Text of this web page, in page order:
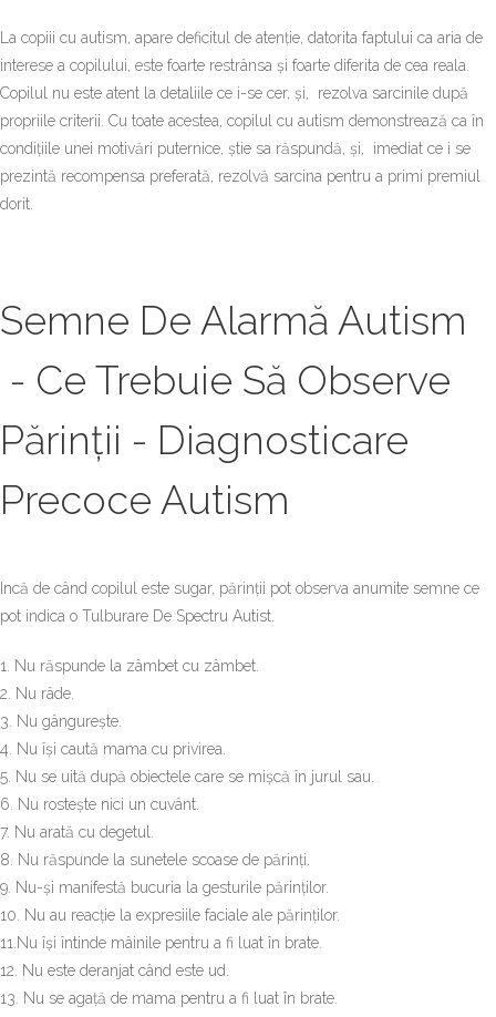
La copiii cu autism, apare deficitul de atenție, datorita faptului ca aria de
interese a copilului, este foarte restrânsa și foarte diferita de cea reala.
Copilul nu este atent la detaliile ce i-se cer, și, rezolva sarcinile după
propriile criterii. Cu toate acestea, copilul cu autism demonstrează ca în
condițiile unei motivări puternice, știe sa răspundă, și, imediat ce i se
prezintă recompensa preferată, rezolvă sarcina pentru a primi premiul
dorit.
Semne De Alarmă Autism
- Ce Trebuie Să Observe
Părinții - Diagnosticare
Precoce Autism
Incă de când copilul este sugar, părinții pot observa anumite semne ce
pot indica o Tulburare De Spectru Autist.
1. Nu răspunde la zâmbet cu zâmbet.
2. Nu râde.
3. Nu gângurește.
4. Nu își caută mama cu privirea.
5. Nu se uită după obiectele care se mișcă în jurul sau.
6. Nu rostește nici un cuvânt.
7. Nu arată cu degetul.
8. Nu răspunde la sunetele scoase de părinți.
9. Nu-și manifestă bucuria la gesturile părinților.
10. Nu au reacție la expresiile faciale ale părinților.
11.Nu își întinde mâinile pentru a fi luat în brate.
12. Nu este deranjat când este ud.
13. Nu se agață de mama pentru a fi luat în brate.